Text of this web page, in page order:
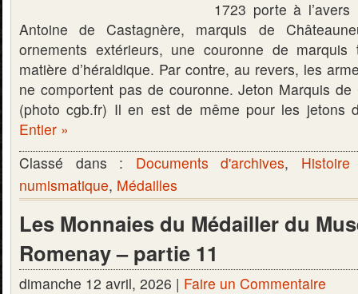
1723 porte à
Antoine de Castagnère, marquis de
ornements extérieurs, une couronne de
matière d’héraldique. Par contre, au revers, les
ne comportent pas de couronne. Jeton Marquis
(photo cgb.fr) Il en est de même pour les
Entier »
Classé dans : Documents d'archives,
numismatique, Médailles
Les Monnaies du Médailler du
Romenay – partie 11
dimanche 12 avril, 2026 | Faire un Commentaire